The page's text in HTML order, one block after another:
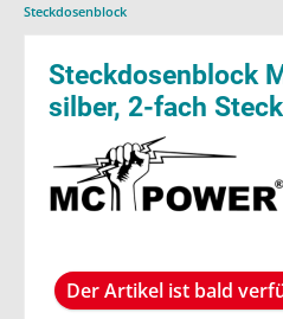
Steckdosenblock
Steckdosenblock
silber, 2-fach
Der Artikel ist bald